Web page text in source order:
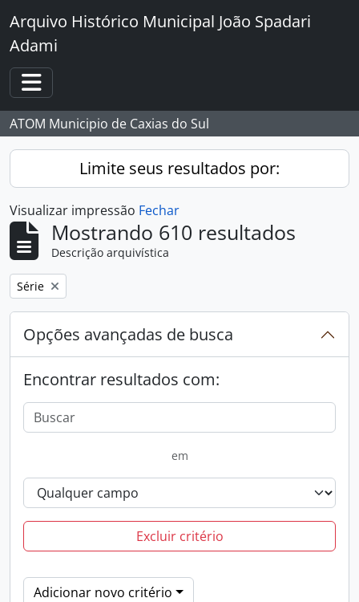
Skip to main content
Arquivo Histórico Municipal João Spadari
Adami
Toggle navigation
ATOM Municipio de Caxias do Sul
Limite seus resultados por:
Visualizar impressão Fechar
Mostrando 610 resultados
Descrição arquivística
Remover filtro:
Série
Opções avançadas de busca
Encontrar resultados com:
em
Excluir critério
Adicionar novo critério